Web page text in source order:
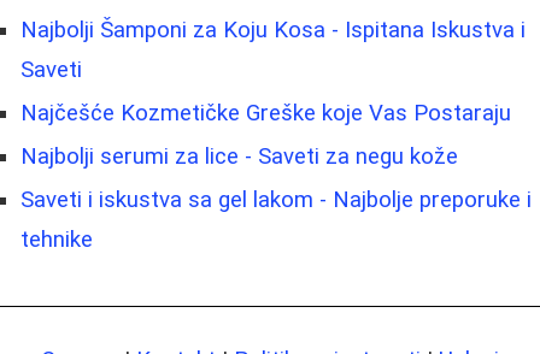
Najbolji Šamponi za Koju Kosa - Ispitana Iskustva i
Saveti
Najčešće Kozmetičke Greške koje Vas Postaraju
Najbolji serumi za lice - Saveti za negu kože
Saveti i iskustva sa gel lakom - Najbolje preporuke i
tehnike